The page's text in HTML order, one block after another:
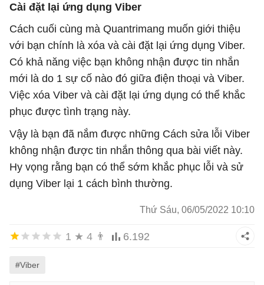
Cài đặt lại ứng dụng Viber
Cách cuối cùng mà Quantrimang muốn giới thiệu
với bạn chính là xóa và cài đặt lại ứng dụng Viber.
Có khả năng việc bạn không nhận được tin nhắn
mới là do 1 sự cố nào đó giữa điện thoại và Viber.
Việc xóa Viber và cài đặt lại ứng dụng có thể khắc
phục được tình trạng này.
Vậy là bạn đã nắm được những Cách sửa lỗi Viber
không nhận được tin nhắn thông qua bài viết này.
Hy vọng rằng bạn có thể sớm khắc phục lỗi và sử
dụng Viber lại 1 cách bình thường.
Thứ Sáu, 06/05/2022 10:10
1 ★ 4 👨 6.192
#Viber